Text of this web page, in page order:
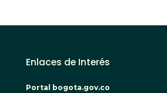
Enlaces de Interés
Portal bogota.gov.co